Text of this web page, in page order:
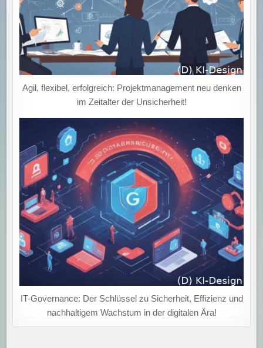
Agil, flexibel, erfolgreich: Projektmanagement neu denken
im Zeitalter der Unsicherheit!
IT-Governance: Der Schlüssel zu Sicherheit, Effizienz und
nachhaltigem Wachstum in der digitalen Ära!